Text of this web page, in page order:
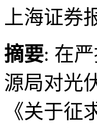
上海证券
摘要: 在
源局对光
《关于